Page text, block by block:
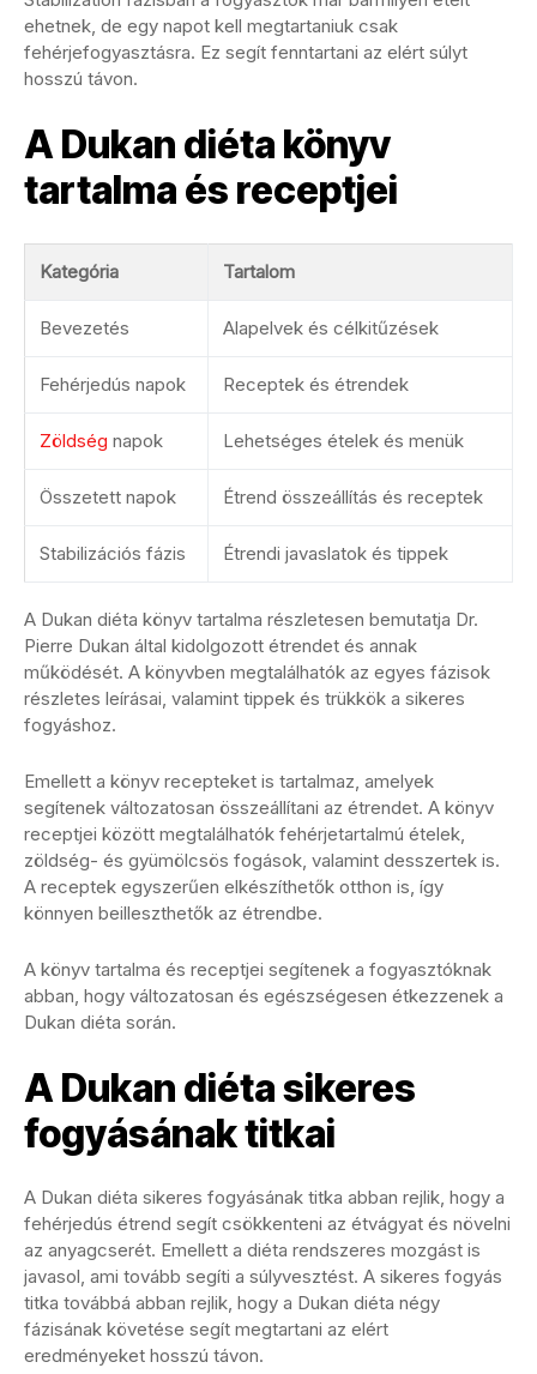
ehetnek, de egy napot kell megtartaniuk csak
fehérjefogyasztásra. Ez segít fenntartani az elért súlyt
hosszú távon.
A Dukan diéta könyv
tartalma és receptjei
Kategória Tartalom
Bevezetés Alapelvek és célkitűzések
Fehérjedús napok Receptek és étrendek
Zöldség napok Lehetséges ételek és menük
Összetett napok Étrend összeállítás és receptek
Stabilizációs fázis Étrendi javaslatok és tippek
A Dukan diéta könyv tartalma részletesen bemutatja Dr.
Pierre Dukan által kidolgozott étrendet és annak
működését. A könyvben megtalálhatók az egyes fázisok
részletes leírásai, valamint tippek és trükkök a sikeres
fogyáshoz.
Emellett a könyv recepteket is tartalmaz, amelyek
segítenek változatosan összeállítani az étrendet. A könyv
receptjei között megtalálhatók fehérjetartalmú ételek,
zöldség- és gyümölcsös fogások, valamint desszertek is.
A receptek egyszerűen elkészíthetők otthon is, így
könnyen beilleszthetők az étrendbe.
A könyv tartalma és receptjei segítenek a fogyasztóknak
abban, hogy változatosan és egészségesen étkezzenek a
Dukan diéta során.
A Dukan diéta sikeres
fogyásának titkai
A Dukan diéta sikeres fogyásának titka abban rejlik, hogy a
fehérjedús étrend segít csökkenteni az étvágyat és növelni
az anyagcserét. Emellett a diéta rendszeres mozgást is
javasol, ami tovább segíti a súlyvesztést. A sikeres fogyás
titka továbbá abban rejlik, hogy a Dukan diéta négy
fázisának követése segít megtartani az elért
eredményeket hosszú távon.